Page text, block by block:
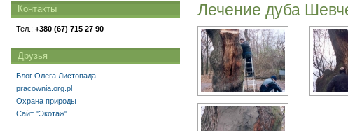
Лечение дуба
Контакты
Тел.: +380 (67) 715 27 90
Друзья
Блог Олега Листопада
pracownia.org.pl
Охрана природы
Сайт "Экотаж"